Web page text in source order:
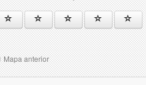
Mapa anterior